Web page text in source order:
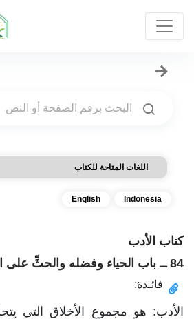
اللغات المتاحة للكتاب
Indonesia
English
كتاب الأدب
84 ــ باب الحياء وفضله والحثِّ على التخلق به
فائـدة:
الأدب: هو مجموع الأخلاق التي